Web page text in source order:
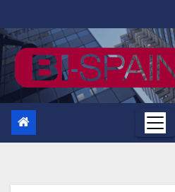
al
contenido